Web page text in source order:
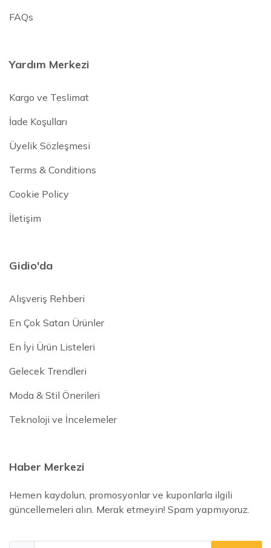
FAQs
Yardım Merkezi
Kargo ve Teslimat
İade Koşulları
Üyelik Sözleşmesi
Terms & Conditions
Cookie Policy
İletişim
Gidio'da
Alışveriş Rehberi
En Çok Satan Ürünler
En İyi Ürün Listeleri
Gelecek Trendleri
Moda & Stil Önerileri
Teknoloji ve İncelemeler
Haber Merkezi
Hemen kaydolun, promosyonlar ve kuponlarla ilgili
güncellemeleri alın. Merak etmeyin! Spam yapmıyoruz.